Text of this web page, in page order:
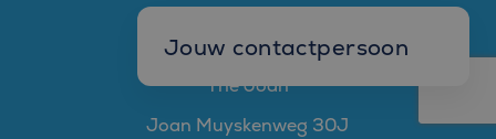
Jouw contactpersoon
Manager W&S
The Joan
Joan Muyskenweg 30J